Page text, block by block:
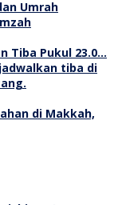
Tiba Pukul 23.0…
di Makkah,